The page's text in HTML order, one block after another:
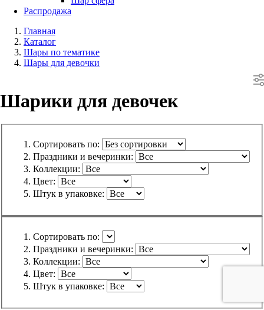
Распродажа
Главная
Каталог
Шары по тематике
Шары для девочки
Шарики для девочек
Сортировать по:
Праздники и вечеринки:
Коллекции:
Цвет:
Штук в упаковке:
Сортировать по:
Праздники и вечеринки:
Коллекции:
Цвет:
Штук в упаковке: